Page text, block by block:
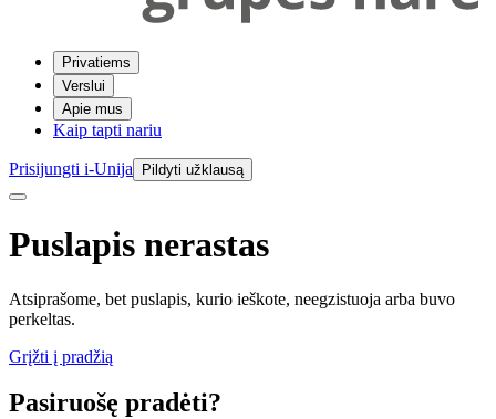
Privatiems
Verslui
Apie mus
Kaip tapti nariu
Prisijungti i-Unija Pildyti užklausą
Puslapis nerastas
Atsiprašome, bet puslapis, kurio ieškote, neegzistuoja arba buvo
perkeltas.
Grįžti į pradžią
Pasiruošę pradėti?